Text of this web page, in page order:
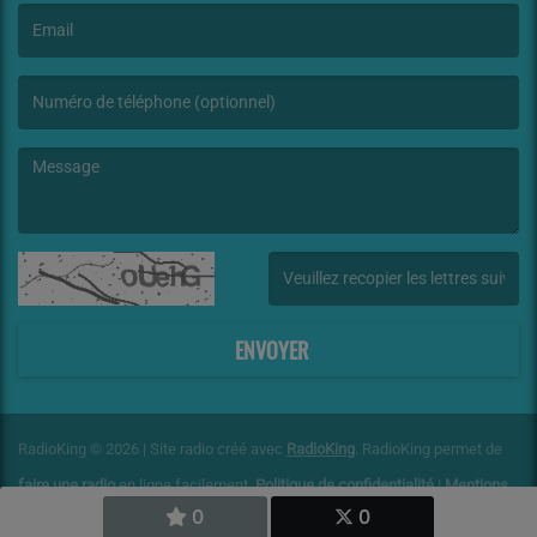
0 0
ENVOYER
RadioKing © 2026 | Site radio créé avec RadioKing . RadioKing permet de
faire une radioen ligne facilement.Politique de confidentialité|Mentions